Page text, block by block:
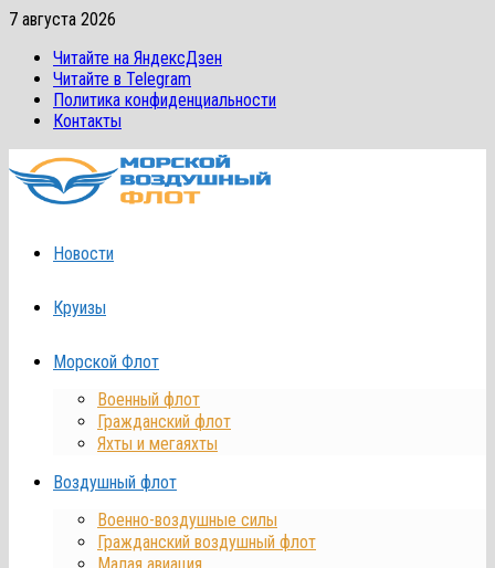
Перейти
содержимому
7 августа 2026
Читайте на ЯндексДзен
Читайте в Telegram
Политика конфиденциальности
Контакты
Новости
Круизы
Морской Флот
Военный флот
Гражданский флот
Яхты и мегаяхты
Воздушный флот
Военно-воздушные силы
Гражданский воздушный флот